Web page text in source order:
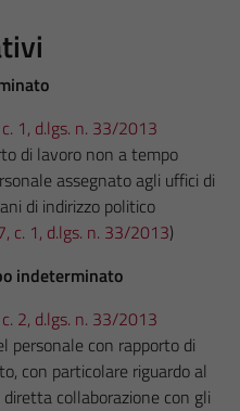
1, d.lgs. n. 33/2013
di lavoro non a tempo
assegnato agli uffici di
di indirizzo politico
c. 1, d.lgs. n. 33/2013)
indeterminato
2, d.lgs. n. 33/2013
personale con rapporto di
con particolare riguardo al
collaborazione con gli